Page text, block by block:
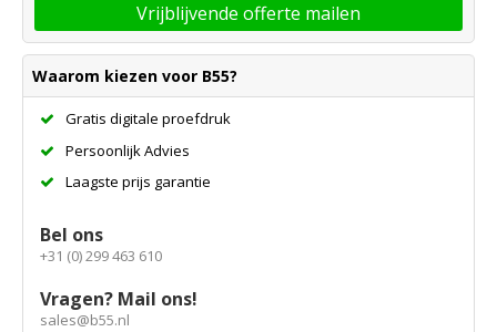
Vrijblijvende offerte mailen
Waarom kiezen voor B55?
Gratis digitale proefdruk
Persoonlijk Advies
Laagste prijs garantie
Bel ons
+31 (0) 299 463 610
Vragen? Mail ons!
sales@b55.nl